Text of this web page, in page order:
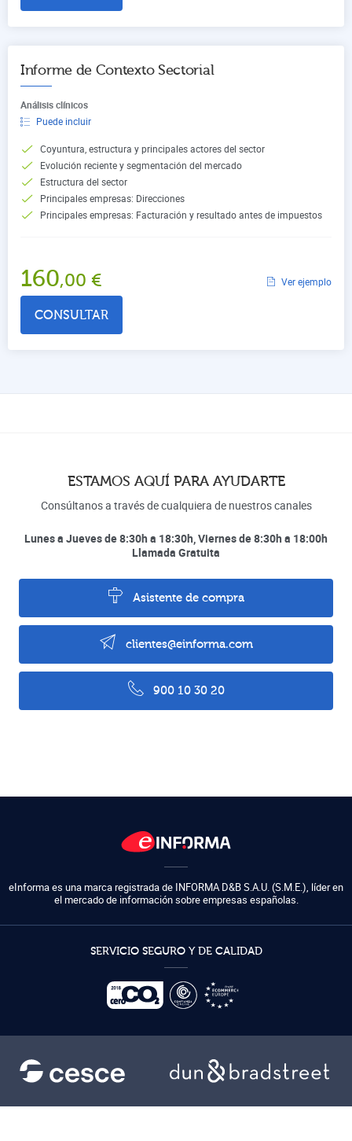
Informe de Contexto Sectorial
Análisis clínicos
Puede incluir
Coyuntura, estructura y principales actores del sector
Evolución reciente y segmentación del mercado
Estructura del sector
Principales empresas: Direcciones
Principales empresas: Facturación y resultado antes de impuestos
160,00 € Ver ejemplo
CONSULTAR
ESTAMOS AQUÍ PARA AYUDARTE
Consúltanos a través de cualquiera de nuestros canales
Lunes a Jueves de 8:30h a 18:30h, Viernes de 8:30h a 18:00h
Llamada Gratuita
Asistente de compra
clientes@einforma.com
900 10 30 20
eInforma es una marca registrada de INFORMA D&B S.A.U. (S.M.E.), líder en
el mercado de información sobre empresas españolas.
SERVICIO SEGURO Y DE CALIDAD